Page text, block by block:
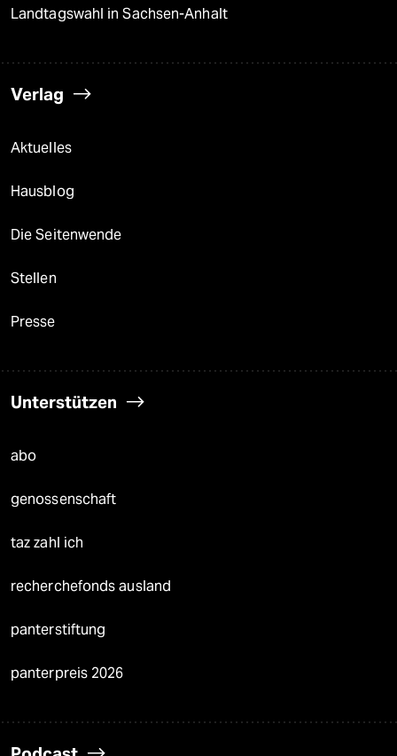
Landtagswahl in Sachsen-Anhalt
Verlag
Aktuelles
Hausblog
Die Seitenwende
Stellen
Presse
Unterstützen
abo
genossenschaft
taz zahl ich
recherchefonds ausland
panterstiftung
panterpreis 2026